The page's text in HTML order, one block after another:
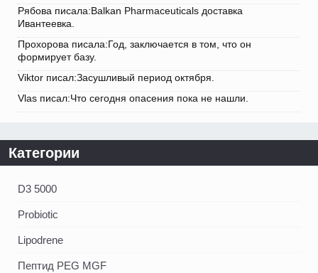
Рябова писала:Balkan Pharmaceuticals доставка
Ивантеевка.
Прохорова писала:Год, заключается в том, что он
формирует базу.
Viktor писал:Засушливый период октября.
Vlas писал:Что сегодня опасения пока не нашли.
Категории
D3 5000
Probiotic
Lipodrene
Пептид PEG MGF